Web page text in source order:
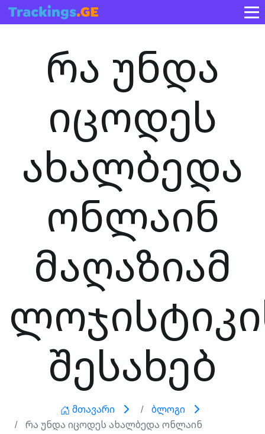
რა უნდა
იცოდეს
ახალბედა
ონლაინ
მაღაზიამ
შესახებ
Მთავარი
Ბლოგი
Რა Უნდა Იცოდეს Ახალბედა Ონლაინ